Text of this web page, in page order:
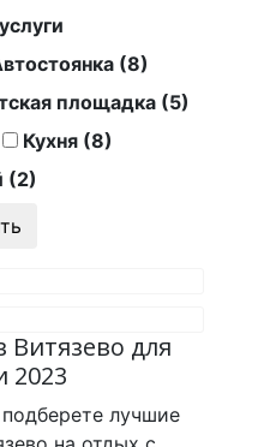
(8)
площадка (5)
Кухня (8)
(2)
Витязево для
2023
лучшие